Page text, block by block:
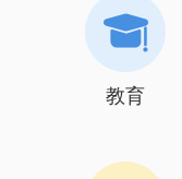
教育